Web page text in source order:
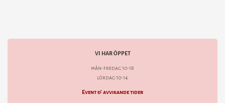
VI HAR ÖPPET
mån-fredag 10-18
lördag 10-14
Event & avvikande tider